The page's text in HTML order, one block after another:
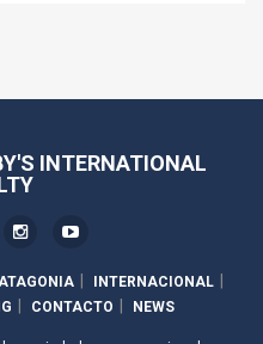
INTERNATIONAL
INTERNACIONAL
CONTACTO NEWS